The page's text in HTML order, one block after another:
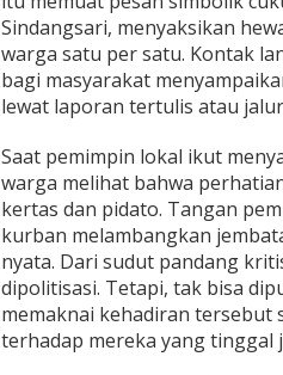
Sindangsari, menyaksikan
warga satu per satu. Kontak
bagi masyarakat
lewat laporan tertulis atau
Saat pemimpin lokal ikut
warga melihat bahwa
kertas dan pidato. Tangan
kurban melambangkan
nyata. Dari sudut pandang
dipolitisasi. Tetapi, tak bisa
memaknai kehadiran
terhadap mereka yang tinggal